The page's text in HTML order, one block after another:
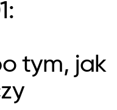
tym, jak